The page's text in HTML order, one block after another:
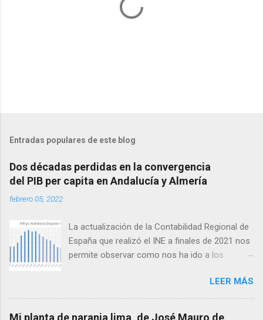
l
a
r
n
o
m
t
i
Entradas populares de este blog
Dos décadas perdidas en la convergencia
del PIB per capita en Andalucía y Almería
febrero 05, 2022
La actualización de la Contabilidad Regional de
España que realizó el INE a finales de 2021 nos
permite observar como nos ha ido a los
refiere en relación con el conjunto de España.
Antes de seguir conviene aclarar que
producción per cápita no es exactamente lo
LEER MÁS
Mi planta de naranja lima, de José Mauro de